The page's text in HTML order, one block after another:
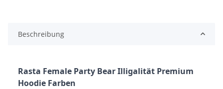
Beschreibung
Rasta Female Party Bear Illigalität Premium
Hoodie Farben